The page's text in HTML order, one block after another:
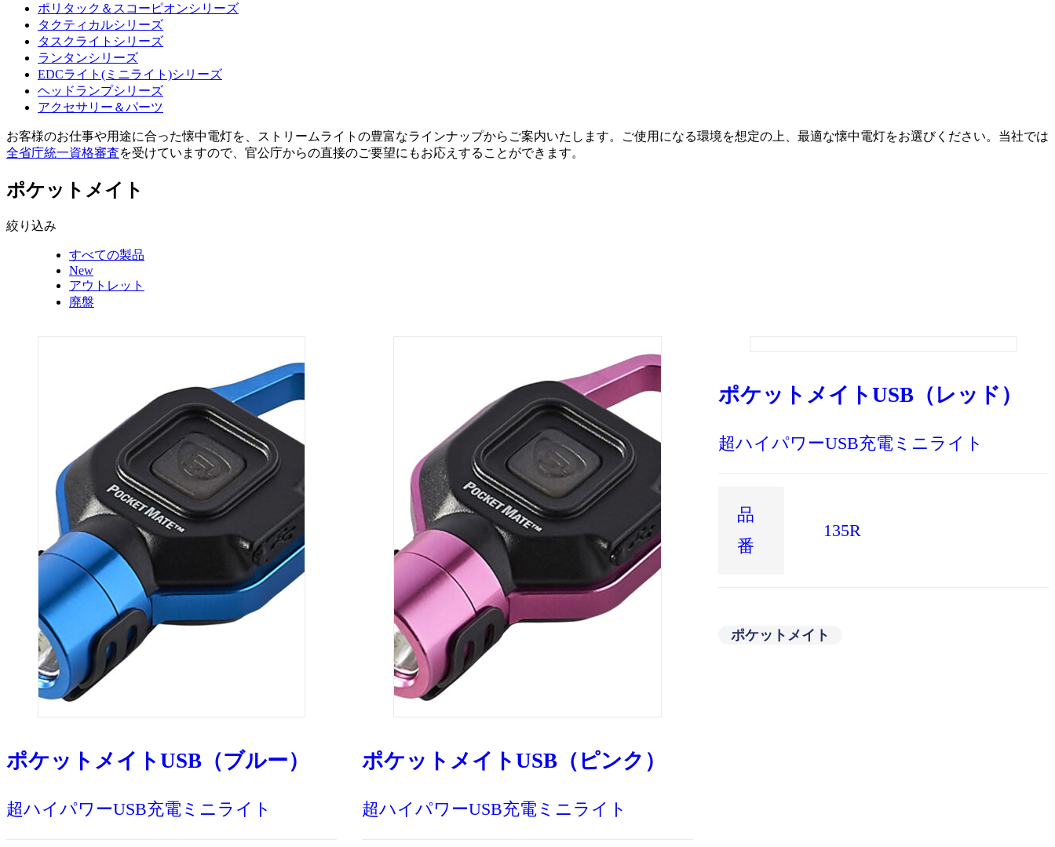
ポリタック＆スコーピオンシリーズ
タクティカルシリーズ
タスクライトシリーズ
ランタンシリーズ
EDCライト(ミニライト)シリーズ
ヘッドランプシリーズ
アクセサリー＆パーツ
お客様のお仕事や用途に合った懐中電灯を、ストリームライトの豊富なラインナップからご案内いたします。ご使用になる環境を想定の上、最適な懐中電灯をお選びください。当社では
全省庁統一資格審査を受けていますので、官公庁からの直接のご要望にもお応えすることができます。
ポケットメイト
絞り込み
すべての製品
New
アウトレット
廃盤
ポケットメイトUSB（ブルー）
超ハイパワーUSB充電ミニライト
ポケットメイトUSB（ピンク）
超ハイパワーUSB充電ミニライト
ポケットメイトUSB（レッド）
超ハイパワーUSB充電ミニライト
品
番
135R
ポケットメイト